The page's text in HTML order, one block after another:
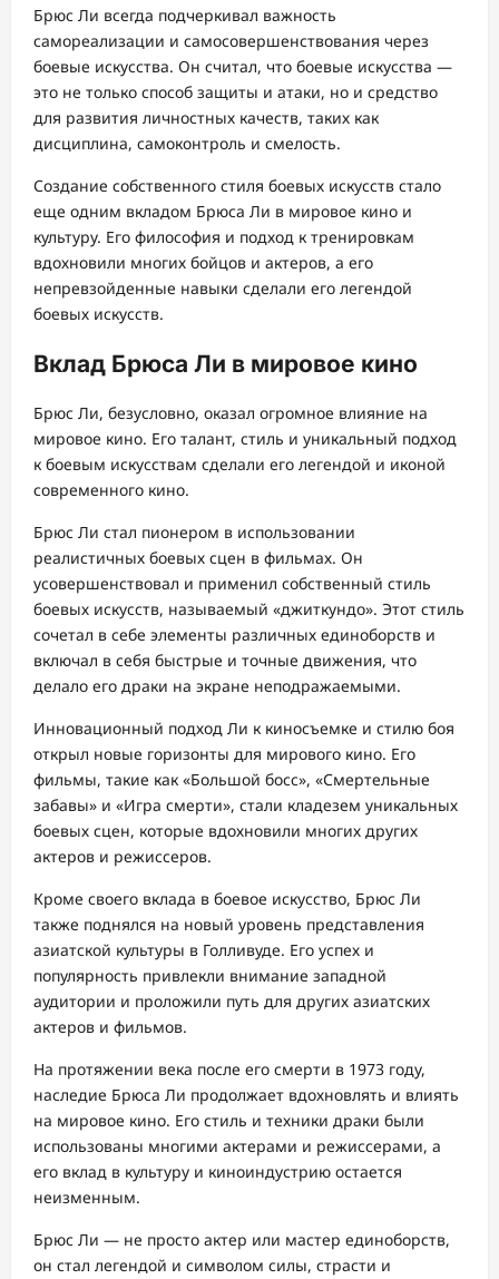
Брюс Ли всегда подчеркивал важность
самореализации и самосовершенствования через
боевые искусства. Он считал, что боевые искусства —
это не только способ защиты и атаки, но и средство
для развития личностных качеств, таких как
дисциплина, самоконтроль и смелость.
Создание собственного стиля боевых искусств стало
еще одним вкладом Брюса Ли в мировое кино и
культуру. Его философия и подход к тренировкам
вдохновили многих бойцов и актеров, а его
непревзойденные навыки сделали его легендой
боевых искусств.
Вклад Брюса Ли в мировое кино
Брюс Ли, безусловно, оказал огромное влияние на
мировое кино. Его талант, стиль и уникальный подход
к боевым искусствам сделали его легендой и иконой
современного кино.
Брюс Ли стал пионером в использовании
реалистичных боевых сцен в фильмах. Он
усовершенствовал и применил собственный стиль
боевых искусств, называемый «джиткундо». Этот стиль
сочетал в себе элементы различных единоборств и
включал в себя быстрые и точные движения, что
делало его драки на экране неподражаемыми.
Инновационный подход Ли к киносъемке и стилю боя
открыл новые горизонты для мирового кино. Его
фильмы, такие как «Большой босс», «Смертельные
забавы» и «Игра смерти», стали кладезем уникальных
боевых сцен, которые вдохновили многих других
актеров и режиссеров.
Кроме своего вклада в боевое искусство, Брюс Ли
также поднялся на новый уровень представления
азиатской культуры в Голливуде. Его успех и
популярность привлекли внимание западной
аудитории и проложили путь для других азиатских
актеров и фильмов.
На протяжении века после его смерти в 1973 году,
наследие Брюса Ли продолжает вдохновлять и влиять
на мировое кино. Его стиль и техники драки были
использованы многими актерами и режиссерами, а
его вклад в культуру и киноиндустрию остается
неизменным.
Брюс Ли — не просто актер или мастер единоборств,
он стал легендой и символом силы, страсти и